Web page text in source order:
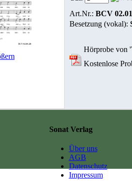
Art.Nr.: BCV
Besetzung (vokal):
Hörprobe von
Kostenlose
Sonat Verlag
Über uns
AGB
Datenschutz
Impressum